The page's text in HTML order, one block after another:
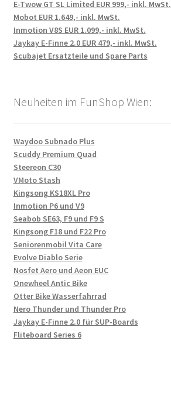
E-Twow GT SL Limited EUR 999,- inkl. MwSt.
Mobot EUR 1.649,- inkl. MwSt.
Inmotion V8S EUR 1.099,- inkl. MwSt.
Jaykay E-Finne 2.0 EUR 479,- inkl. MwSt.
Scubajet Ersatzteile und Spare Parts
Neuheiten im FunShop Wien:
Waydoo Subnado Plus
Scuddy Premium Quad
Steereon C30
VMoto Stash
Kingsong KS18XL Pro
Inmotion P6 und V9
Seabob SE63, F9 und F9 S
Kingsong F18 und F22 Pro
Seniorenmobil Vita Care
Evolve Diablo Serie
Nosfet Aero und Aeon EUC
Onewheel Antic Bike
Otter Bike Wasserfahrrad
Nero Thunder und Thunder Pro
Jaykay E-Finne 2.0 für SUP-Boards
Fliteboard Series 6